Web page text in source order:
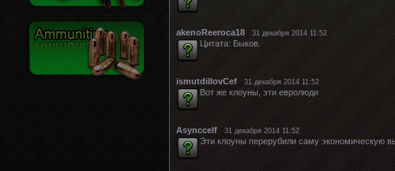
akenoReeroca18 31 декабря 2014 11:52
Цитата: Быков.
ismutdillovCef 31 декабря 2014 11:52
Вот же клоуны, эти евролюди
Asynccelf 31 декабря 2014 11:52
Эти клоуны перерубили саму экономическую